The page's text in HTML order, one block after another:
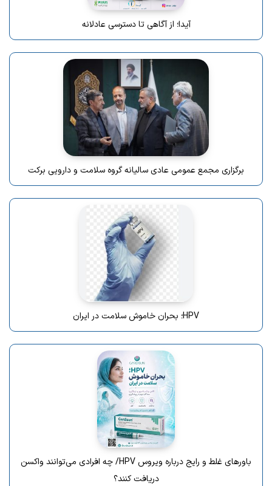
آیدا؛ از آگاهی تا دسترسی عادلانه
برگزاری مجمع عمومی عادی سالیانه گروه سلامت و دارویی برکت
HPV؛ بحران خاموش سلامت در ایران
باورهای غلط و رایج درباره ویروس HPV/ چه افرادی می‌توانند واکسن
دریافت کنند؟